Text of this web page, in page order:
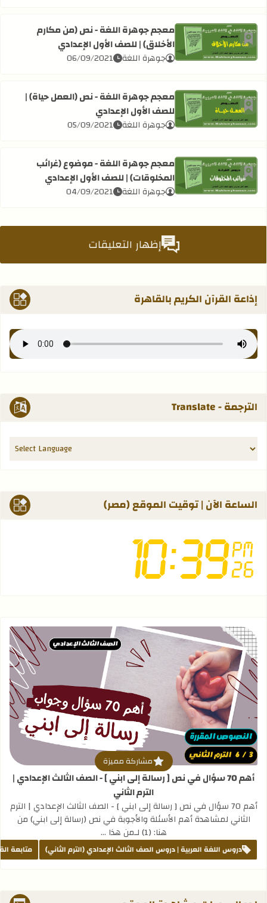
أضف إلى العلامات المرجعية
اقرأ المزيد عن معجم جوهرة اللغة - نص (من مكارم الأخلاق) |
معجم جوهرة اللغة - نص (من مكارم
الأخلاق) | للصف الأول الإعدادي
جوهرة اللغة 06/09/2021
أضف إلى العلامات المرجعية
اقرأ المزيد عن معجم جوهرة اللغة - نص (العمل حياة) | للصف
معجم جوهرة اللغة - نص (العمل حياة) |
للصف الأول الإعدادي
جوهرة اللغة 05/09/2021
أضف إلى العلامات المرجعية
اقرأ المزيد عن معجم جوهرة اللغة - موضوع (غرائب
معجم جوهرة اللغة - موضوع (غرائب
المخلوقات) | للصف الأول الإعدادي
جوهرة اللغة 04/09/2021
إظهار التعليقات
إذاعة القرآن الكريم بالقاهرة
الترجمة - Translate
الساعة الآن | توقيت الموقع (مصر)
قراءة المزيد عن أهم 70 سؤال في نص [ رسالة إلى ابني ] - الصف الثالث الإعدادي | الترم الثاني
مشاركة مميزة
أهم 70 سؤال في نص [ رسالة إلى ابني ] - الصف الثالث الإعدادي |
الترم الثاني
أهم 70 سؤال في نص [ رسالة إلى ابني ] - الصف الثالث الإعدادي | الترم
الثاني لمشاهدة أهم الأسئلة والأجوبة في نص (رسالة إلى ابني) من
هنا: (1) لـمن هذا …
دروس اللغة العربية | دروس الصف الثالث الإعدادي (الترم الثاني) متابعة